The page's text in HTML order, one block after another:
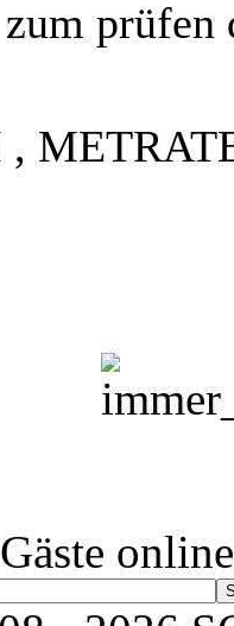
prüfen
online